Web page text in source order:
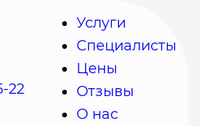
Услуги
Специалисты
Цены
Отзывы
О нас
22